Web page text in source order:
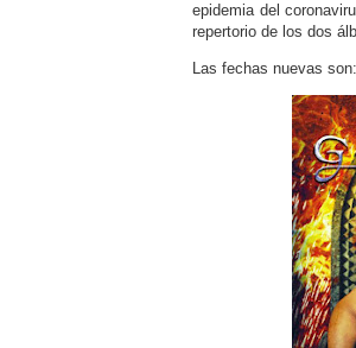
epidemia del
repertorio de los dos
Las fechas nuevas son: